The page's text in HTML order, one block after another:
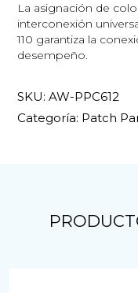
La asignación de
interconexión
110 garantiza la
desempeño.
SKU:AW-PPC612
Categoría: Patch